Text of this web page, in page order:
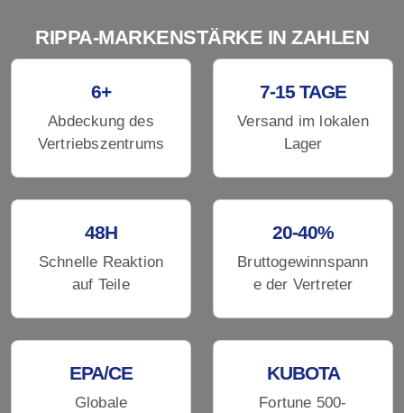
RIPPA-MARKENSTÄRKE IN ZAHLEN
6+
Abdeckung des
Vertriebszentrums
7-15 TAGE
Versand im lokalen
Lager
48H
Schnelle Reaktion
auf Teile
20-40%
Bruttogewinnspann
e der Vertreter
EPA/CE
Globale
KUBOTA
Fortune 500-